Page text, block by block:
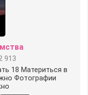
913
18 Материться в
Фотографии